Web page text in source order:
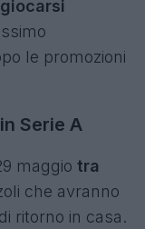
le promozioni
Serie A
maggio tra
che avranno
ritorno in casa.